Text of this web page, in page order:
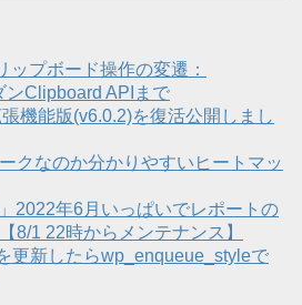
プボード操作の変遷：
Clipboard APIまで
機能版(v6.0.2)を復活公開しまし
クなのか分かりやすいヒートマッ
2022年6月いっぱいでレポートの
8/1 22時からメンテナンス】
更新したらwp_enqueue_styleで